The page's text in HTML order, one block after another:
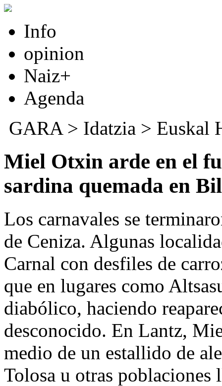
Info
opinion
Naiz+
Agenda
GARA> Idatzia > Euskal
Miel Otxin arde en el
sardina quemada en
Los carnavales se
de Ceniza. Algunas
Carnal con desfiles de
que en lugares como
diabólico, haciendo
desconocido. En Lantz,
medio de un estallido de
Tolosa u otras